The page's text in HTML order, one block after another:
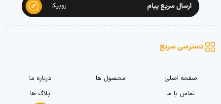
ارسال سریع پیام روبیکا
دسترسی سریع
صفحه اصلی محصول ها
درباره ما
تماس با ما
بلاگ ها